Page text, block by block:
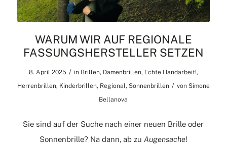
WARUM WIR AUF REGIONALE
FASSUNGSHERSTELLER SETZEN
8. April 2025 / in Brillen, Damenbrillen, Echte Handarbeit!,
Herrenbrillen, Kinderbrillen, Regional, Sonnenbrillen / von Simone
Bellanova
Sie sind auf der Suche nach einer neuen Brille oder
Sonnenbrille? Na dann, ab zu Augensache!